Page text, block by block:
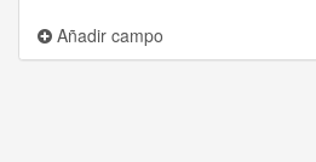
Añadir campo